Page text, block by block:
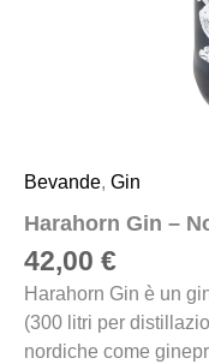
Bevande, Gin
Harahorn Gin –
42,00 €
Harahorn Gin è un
(300 litri per
nordiche come